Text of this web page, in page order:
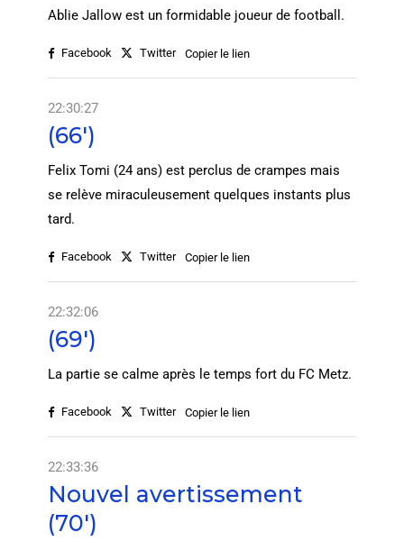
Ablie Jallow est un formidable joueur de football.
Facebook Twitter Copier le lien
22:30:27
(66')
Felix Tomi (24 ans) est perclus de crampes mais
se relève miraculeusement quelques instants plus
tard.
Facebook Twitter Copier le lien
22:32:06
(69')
La partie se calme après le temps fort du FC Metz.
Facebook Twitter Copier le lien
22:33:36
Nouvel avertissement
(70')